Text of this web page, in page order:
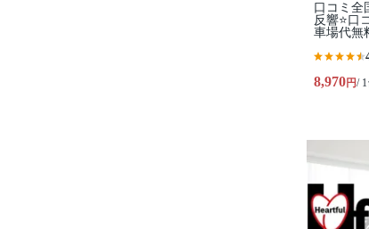
口コミ全
反響⭐口
車場代無
8,970円/